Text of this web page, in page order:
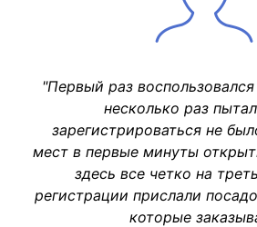
"Первый раз
несколько раз
зарегистрироваться не
мест в первые минуты
здесь все четко на
регистрации прислали
которые